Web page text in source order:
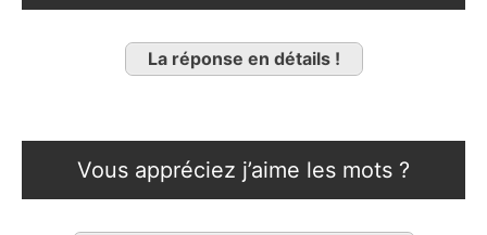
La réponse en détails !
Vous appréciez j’aime les mots ?